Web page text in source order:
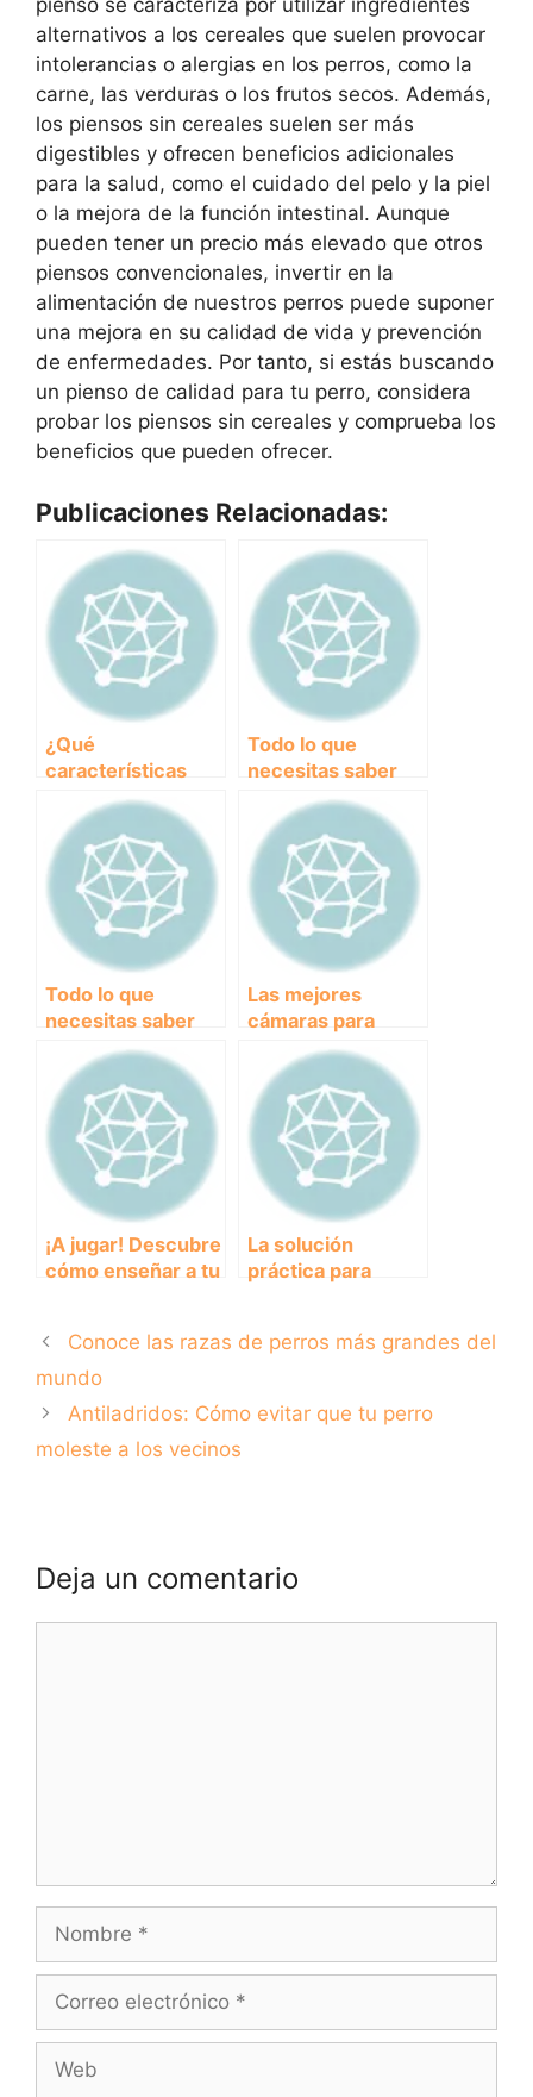
pienso se caracteriza por utilizar ingredientes
alternativos a los cereales que suelen provocar
intolerancias o alergias en los perros, como la
carne, las verduras o los frutos secos. Además,
los piensos sin cereales suelen ser más
digestibles y ofrecen beneficios adicionales
para la salud, como el cuidado del pelo y la piel
o la mejora de la función intestinal. Aunque
pueden tener un precio más elevado que otros
piensos convencionales, invertir en la
alimentación de nuestros perros puede suponer
una mejora en su calidad de vida y prevención
de enfermedades. Por tanto, si estás buscando
un pienso de calidad para tu perro, considera
probar los piensos sin cereales y comprueba los
beneficios que pueden ofrecer.
Publicaciones Relacionadas:
¿Qué
características
deben tener los
piensos para
perros senior?
Todo lo que
necesitas saber
transportines para
perros plegables:
comodidad y
seguridad en tus
viajes juntos
Todo lo que
necesitas saber
sobre el mejor
pienso saciante
para perros
Las mejores
cámaras para
perros: mantén a
tu mascota
siempre en foco
¡A jugar! Descubre
cómo enseñar a tu
La solución
práctica para
Conoce las razas de perros más grandes del
mundo
Antiladridos: Cómo evitar que tu perro
moleste a los vecinos
Deja un comentario